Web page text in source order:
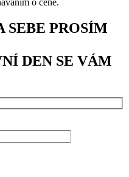
SEBE PROSÍM
DEN SE VÁM